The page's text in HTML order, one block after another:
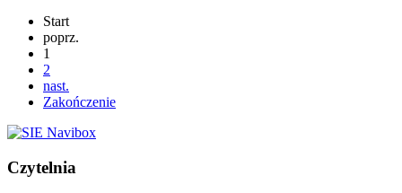
Start
poprz.
1
2
nast.
Zakończenie
Czytelnia